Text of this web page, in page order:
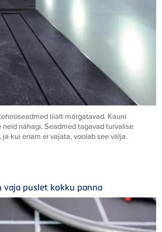
liialt märgatavad. Kauni
nähagi. Seadmed tagavad turvalise
kui enam ei vajata, voolab see välja.
vaja puslet kokku panna